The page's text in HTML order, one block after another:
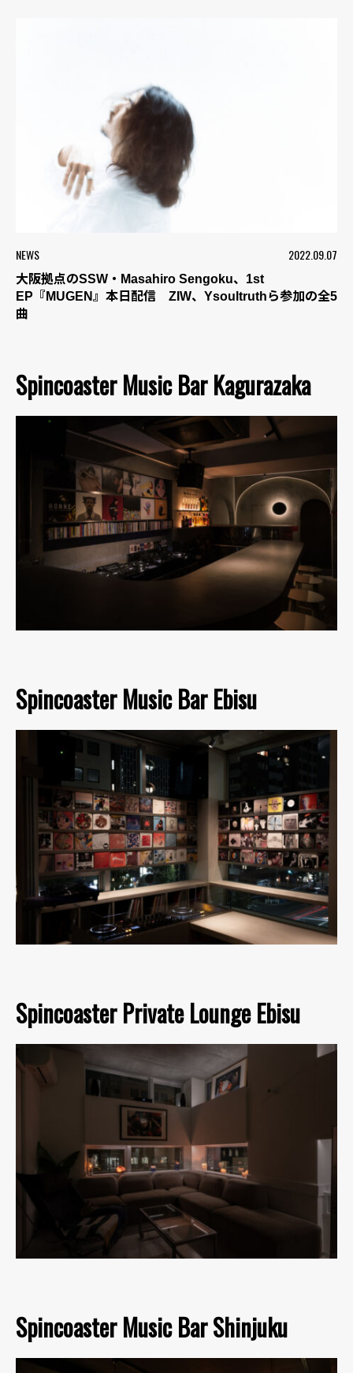
NEWS 2022.09.07
大阪拠点のSSW・Masahiro Sengoku、1st
EP『MUGEN』本日配信 ZIW、Ysoultruthら参加の全5
曲
Spincoaster Music Bar Kagurazaka
Spincoaster Music Bar Ebisu
Spincoaster Private Lounge Ebisu
Spincoaster Music Bar Shinjuku